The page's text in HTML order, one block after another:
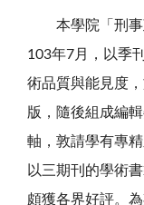
本學院「刑事
103年7月，以季
術品質與能見度
版，隨後組成編
軸，敦請學有專
以三期刊的學術
頗獲各界好評。